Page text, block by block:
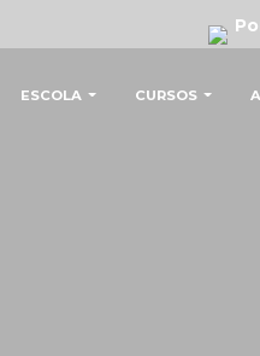
ESCOLA CURSOS